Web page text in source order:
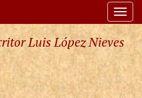
Luis López Nieves